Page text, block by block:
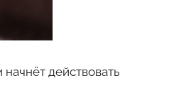
действовать